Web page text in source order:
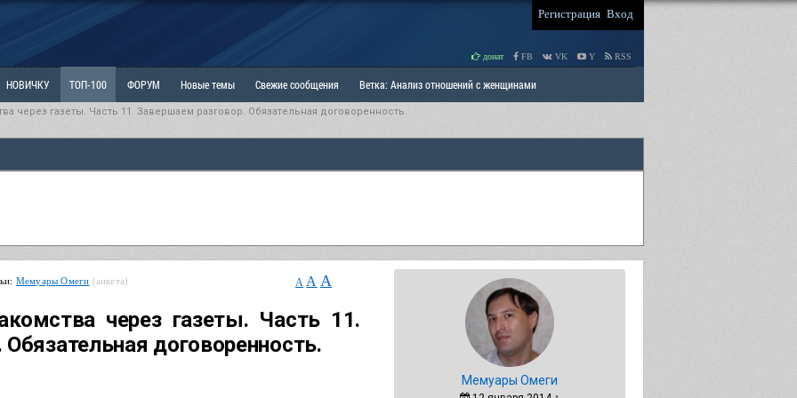
Регистрация Вход
донат FB VK Y RSS
НОВИЧКУ ТОП-100 ФОРУМ Новые темы Свежие сообщения Ветка: Анализ отношений с женщинами
Наболевшее. Выскажись! РАЗДЕЛ: Мы и Женщины РАЗДЕЛ: Маскулизм, МД и права мужчин
через газеты. Часть 11. Завершаем разговор. Обязательная договоренность.
Мемуары Омеги (анкета) A A A
через газеты. Часть 11.
договоренность.
Мемуары Омеги